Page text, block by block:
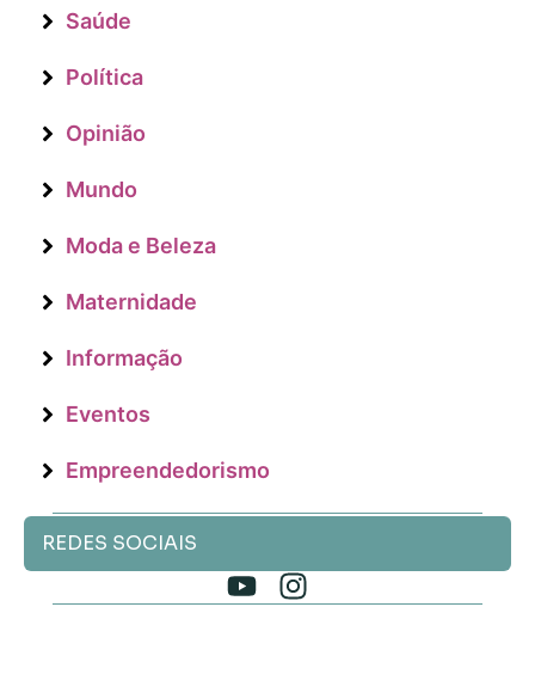
Saúde
Política
Opinião
Mundo
Moda e Beleza
Maternidade
Informação
Eventos
Empreendedorismo
REDES SOCIAIS